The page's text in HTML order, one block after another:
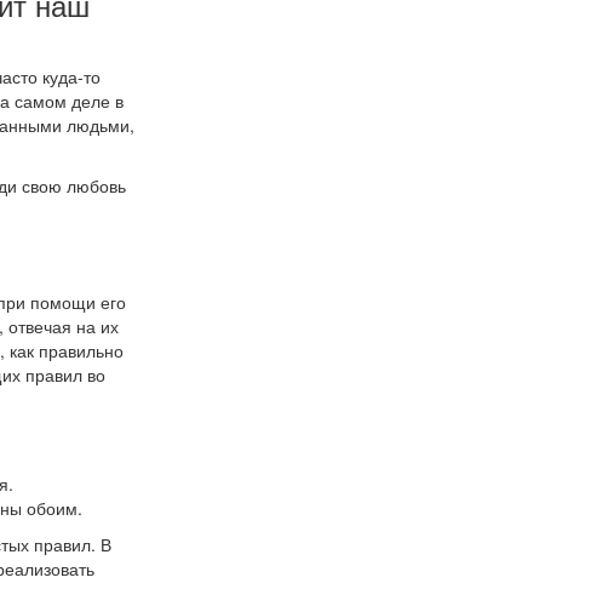
куда-то
самом деле в
людьми,
свою любовь
помощи его
на их
правильно
правил во
обоим.
правил. В